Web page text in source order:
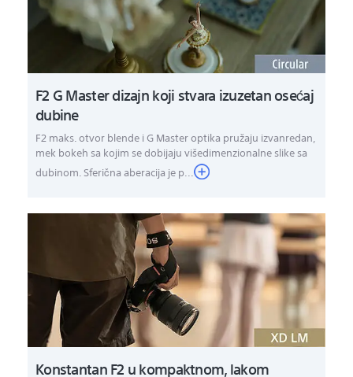
F2 G Master dizajn koji stvara izuzetan osećaj
dubine
F2 maks. otvor blende i G Master optika pružaju izvanredan,
mek bokeh sa kojim se dobijaju višedimenzionalne slike sa
dubinom. Sferična aberacija je p...
Konstantan F2 u kompaktnom, lakom